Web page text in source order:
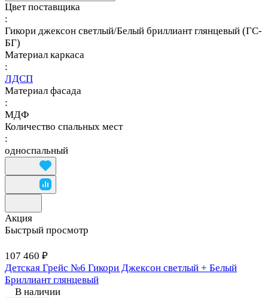
Цвет поставщика
:
Гикори джексон светлый/Белый бриллиант глянцевый (ГС-
БГ)
Материал каркаса
:
ЛДСП
Материал фасада
:
МДФ
Количество спальных мест
:
односпальный
Акция
Быстрый просмотр
107 460 ₽
Детская Грейс №6 Гикори Джексон светлый + Белый
Бриллиант глянцевый
В наличии